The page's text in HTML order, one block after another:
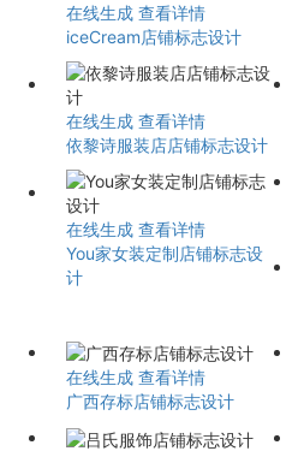
在线生成 查看详情
iceCream店铺标志设计
在线生成 查看详情
依黎诗服装店店铺标志设计
在线生成 查看详情
You家女装定制店铺标志设
计
在线生成 查看详情
广西存标店铺标志设计